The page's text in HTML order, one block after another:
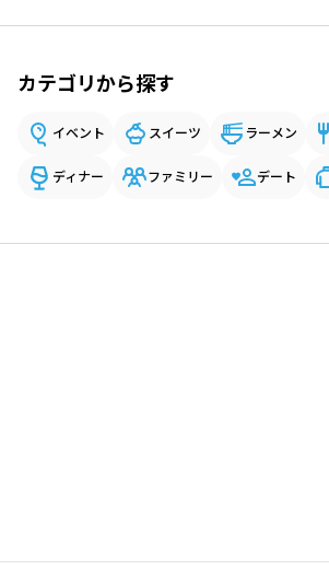
カテゴリから探す
イベント スイーツ ラーメン
ディナー ファミリー デート